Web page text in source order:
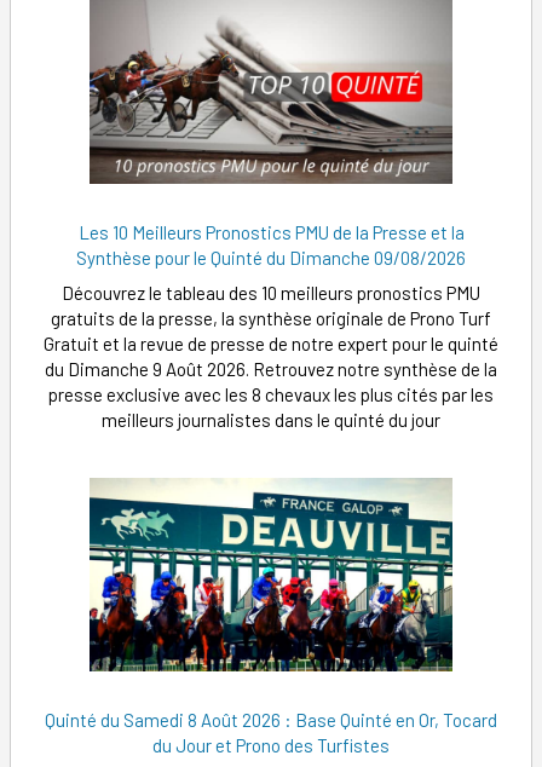
Les 10 Meilleurs Pronostics PMU de la Presse et la
Synthèse pour le Quinté du Dimanche 09/08/2026
Découvrez le tableau des 10 meilleurs pronostics PMU
gratuits de la presse, la synthèse originale de Prono Turf
Gratuit et la revue de presse de notre expert pour le quinté
du Dimanche 9 Août 2026. Retrouvez notre synthèse de la
presse exclusive avec les 8 chevaux les plus cités par les
meilleurs journalistes dans le quinté du jour
Quinté du Samedi 8 Août 2026 : Base Quinté en Or, Tocard
du Jour et Prono des Turfistes